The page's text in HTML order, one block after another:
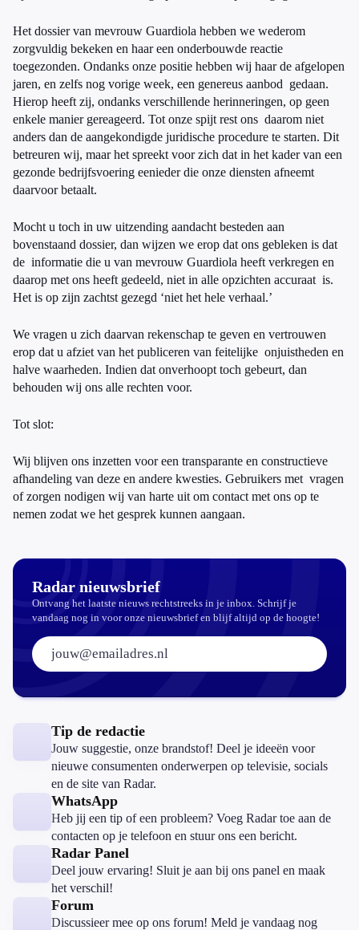
Het dossier van mevrouw Guardiola hebben we wederom
zorgvuldig bekeken en haar een onderbouwde reactie
toegezonden. Ondanks onze positie hebben wij haar de afgelopen
jaren, en zelfs nog vorige week, een genereus aanbod gedaan.
Hierop heeft zij, ondanks verschillende herinneringen, op geen
enkele manier gereageerd. Tot onze spijt rest ons daarom niet
anders dan de aangekondigde juridische procedure te starten. Dit
betreuren wij, maar het spreekt voor zich dat in het kader van een
gezonde bedrijfsvoering eenieder die onze diensten afneemt
daarvoor betaalt.
Mocht u toch in uw uitzending aandacht besteden aan
bovenstaand dossier, dan wijzen we erop dat ons gebleken is dat
de informatie die u van mevrouw Guardiola heeft verkregen en
daarop met ons heeft gedeeld, niet in alle opzichten accuraat is.
Het is op zijn zachtst gezegd ‘niet het hele verhaal.’
We vragen u zich daarvan rekenschap te geven en vertrouwen
erop dat u afziet van het publiceren van feitelijke onjuistheden en
halve waarheden. Indien dat onverhoopt toch gebeurt, dan
behouden wij ons alle rechten voor.
Tot slot:
Wij blijven ons inzetten voor een transparante en constructieve
afhandeling van deze en andere kwesties. Gebruikers met vragen
of zorgen nodigen wij van harte uit om contact met ons op te
nemen zodat we het gesprek kunnen aangaan.
Radar nieuwsbrief
Ontvang het laatste nieuws rechtstreeks in je inbox. Schrijf je
vandaag nog in voor onze nieuwsbrief en blijf altijd op de hoogte!
E-mailadres:
Tip de redactie
Jouw suggestie, onze brandstof! Deel je ideeën voor
nieuwe consumenten onderwerpen op televisie, socials
en de site van Radar.
WhatsApp
Heb jij een tip of een probleem? Voeg Radar toe aan de
contacten op je telefoon en stuur ons een bericht.
Radar Panel
Deel jouw ervaring! Sluit je aan bij ons panel en maak
het verschil!
Forum
Discussieer mee op ons forum! Meld je vandaag nog